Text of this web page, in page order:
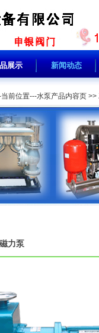
展示 新闻动态
当前位置---水泵产品内容页 >>
力泵